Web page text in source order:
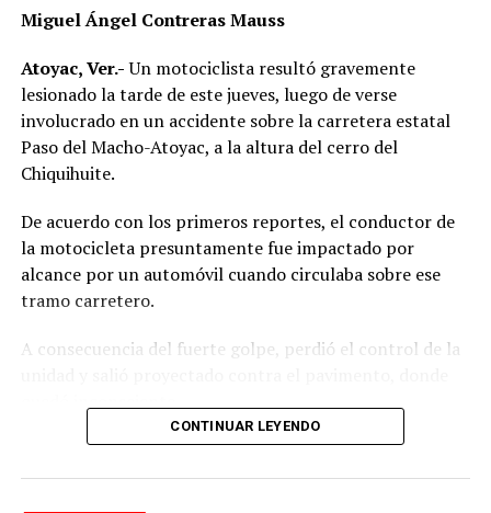
Mure en el Mando Único
Miguel Ángel Contreras Mauss
Atoyac, Ver.-Un motociclista resultó gravemente
lesionado la tarde de este jueves, luego de verse
involucrado en un accidente sobre la carretera estatal
Paso del Macho-Atoyac, a la altura del cerro del
Chiquihuite.
De acuerdo con los primeros reportes, el conductor de
la motocicleta presuntamente fue impactado por
alcance por un automóvil cuando circulaba sobre ese
tramo carretero.
A consecuencia del fuerte golpe, perdió el control de la
Testigos del accidente solicitaron de inmediato el apoyo
de los cuerpos de emergencia al percatarse de que el
CONTINUAR LEYENDO